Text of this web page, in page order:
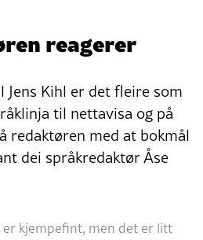
reagerer
Kihl er det fleire som
til nettavisa og på
redaktøren med at bokmål
dei språkredaktør Åse
kjempefint, men det er litt